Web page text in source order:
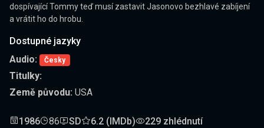
dospívající Tommy teď musí zastavit Jasonovo bezhlavé zabíjení
a vrátit ho do hrobu.
Dostupné jazyky
Audio:
Česky
Titulky:
Země původu: USA
1986 86 SD 6.2 (IMDb) 229 zhlédnutí